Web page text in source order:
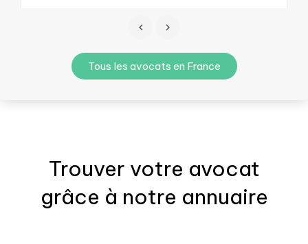
Tous les avocats en France
Trouver votre avocat
grâce à notre annuaire